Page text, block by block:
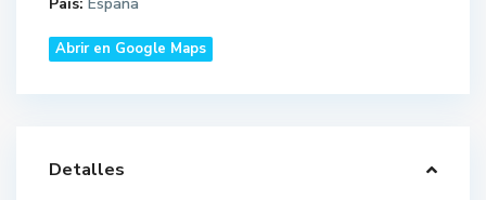
Abrir en Google Maps
Detalles